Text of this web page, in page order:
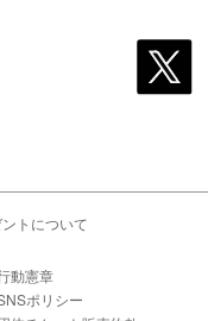
トについて
動憲章
ポリシー